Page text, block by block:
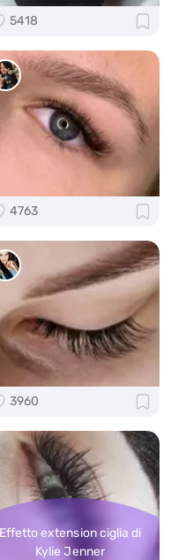
5418
4763
3960
Effetto extension ciglia di
Kylie Jenner